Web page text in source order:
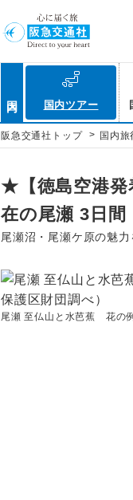
国内ツアー
阪急交通社トップ > 国内旅
★【徳島空港発
在の尾瀬 3日間
尾瀬沼・尾瀬ケ原の魅力
尾瀬 至仏山と水芭蕉 花の